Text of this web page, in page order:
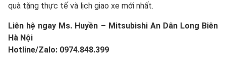
quà tặng thực tế và lịch giao xe mới nhất.
Liên hệ ngay Ms. Huyền – Mitsubishi An Dân Long Biên
Hà Nội
Hotline/Zalo: 0974.848.399